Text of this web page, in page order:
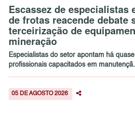
Escassez de especialistas
de frotas reacende debate
terceirização de
mineração
Especialistas do setor apontam há
profissionais capacitados em
05 DE AGOSTO 2026